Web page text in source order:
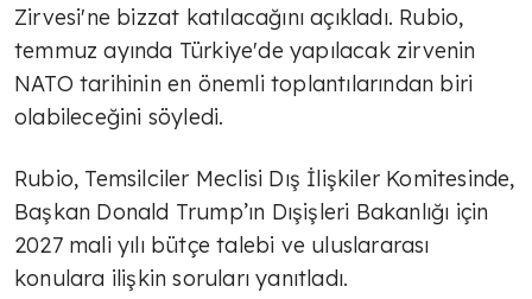
Zirvesi'ne bizzat katılacağını açıkladı. Rubio,
temmuz ayında Türkiye'de yapılacak zirvenin
NATO tarihinin en önemli toplantılarından biri
olabileceğini söyledi.
Rubio, Temsilciler Meclisi Dış İlişkiler Komitesinde,
Başkan Donald Trump’ın Dışişleri Bakanlığı için
2027 mali yılı bütçe talebi ve uluslararası
konulara ilişkin soruları yanıtladı.